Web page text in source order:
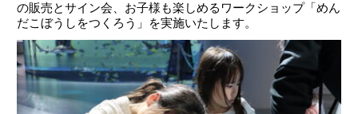
の販売とサイン会、お子様も楽しめるワークショップ「めん
だこぼうしをつくろう」を実施いた します。